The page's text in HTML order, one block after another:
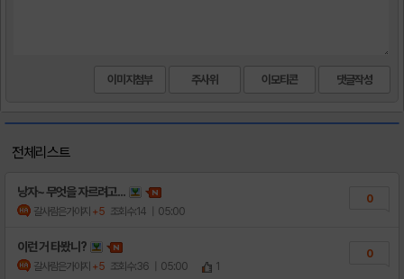
이미지첨부 주사위 이모티콘
전체리스트
낭자~ 무엇을 자르려고...
갈사람은가야지 +5 조회수:14 | 05:00
0
이런 거 타봤니?
갈사람은가야지 +5 조회수:36 | 05:00 1
0